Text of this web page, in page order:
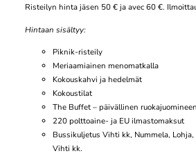
Risteilyn hinta jäsen 50 € ja avec 60 €.
Hintaan sisältyy:
Piknik-risteily
Meriaamiainen menomatkalla
Kokouskahvi ja hedelmät
Kokoustilat
The Buffet – päivällinen
220 polttoaine- ja EU ilmastomaksut
Bussikuljetus Vihti kk, Nummela, Lohja,
Vihti kk.